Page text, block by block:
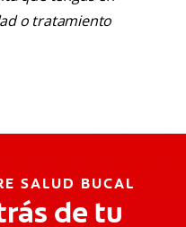
o tratamiento
SALUD BUCAL
de tu